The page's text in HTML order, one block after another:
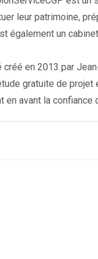
leur patrimoine,
également un
créé en 2013 par
gratuite de
en avant la